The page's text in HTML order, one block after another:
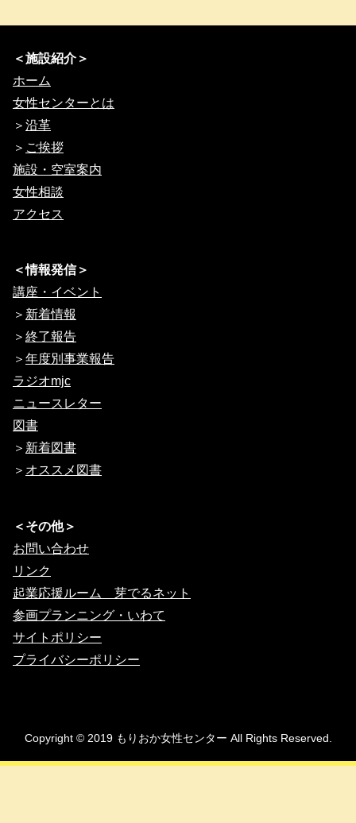
＜施設紹介＞
ホーム
女性センターとは
＞ 沿革
＞ ご挨拶
施設・空室案内
女性相談
アクセス
＜情報発信＞
講座・イベント
＞ 新着情報
＞ 終了報告
＞ 年度別事業報告
ラジオmjc
ニュースレター
図書
＞ 新着図書
＞ オススメ図書
＜その他＞
お問い合わせ
リンク
起業応援ルーム 芽でるネット
参画プランニング・いわて
サイトポリシー
プライバシーポリシー
Copyright © 2019 もりおか女性センター All Rights Reserved.